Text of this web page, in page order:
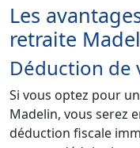
Les
retraite
Déduction de
Si vous optez pour
Madelin, vous serez
déduction fiscale